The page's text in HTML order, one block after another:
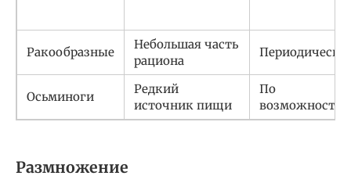
Ракообразные
Небольшая часть
рациона
Периодически
Осьминоги
Редкий
источник пищи
По
возможности
Размножение